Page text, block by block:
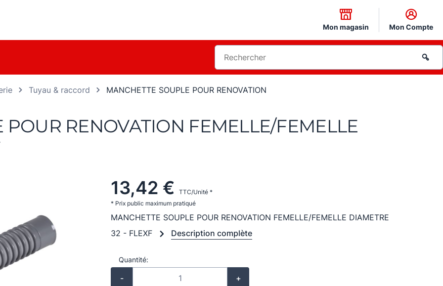
Mon magasin Mon Compte
Tuyau & raccord MANCHETTE SOUPLE POUR RENOVATION
RENOVATION FEMELLE/FEMELLE
13,42 €
TTC/Unité *
* Prix public maximum pratiqué
MANCHETTE SOUPLE POUR RENOVATION FEMELLE/FEMELLE DIAMETRE
32 - FLEXF
Description complète
Quantité:
- +